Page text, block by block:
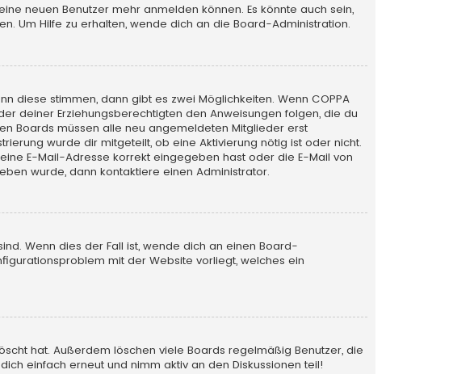
neuen Benutzer mehr anmelden können. Es könnte auch sein,
Um Hilfe zu erhalten, wende dich an die Board-Administration.
diese stimmen, dann gibt es zwei Möglichkeiten. Wenn COPPA
deiner Erziehungsberechtigten den Anweisungen folgen, die du
Boards müssen alle neu angemeldeten Mitglieder erst
wurde dir mitgeteilt, ob eine Aktivierung nötig ist oder nicht.
E-Mail-Adresse korrekt eingegeben hast oder die E-Mail von
wurde, dann kontaktiere einen Administrator.
Wenn dies der Fall ist, wende dich an einen Board-
mit der Website vorliegt, welches ein
hat. Außerdem löschen viele Boards regelmäßig Benutzer, die
einfach erneut und nimm aktiv an den Diskussionen teil!